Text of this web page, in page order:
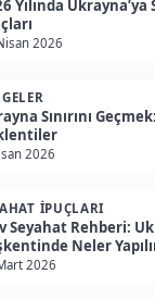
Yılında
2026
Sınırını
2026
İPUÇLARI
Seyahat Rehberi:
Neler
2026